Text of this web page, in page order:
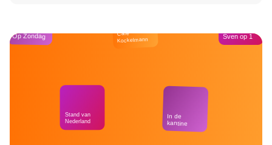
Op Zondag
Stand van
Nederland
Café
Kockelmann
In de
kantine
Sven op 1